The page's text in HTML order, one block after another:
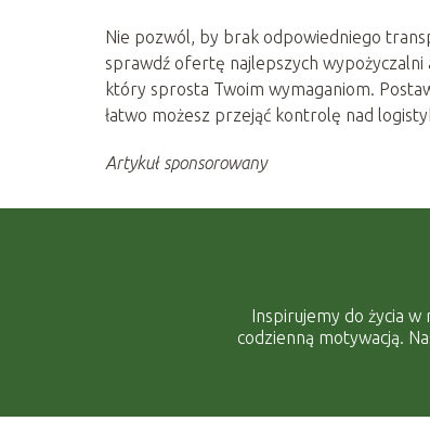
Nie pozwól, by brak odpowiedniego
sprawdź ofertę najlepszych
który sprosta Twoim wymaganiom.
łatwo możesz przejąć kontrolę nad
Artykuł sponsorowany
Inspirujemy do życia
codzienną motywacją.